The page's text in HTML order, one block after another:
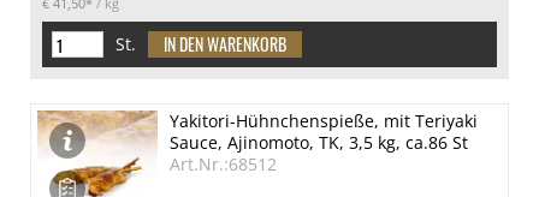
St.
Yakitori-Hühnchenspieße, mit Teriyaki
Sauce, Ajinomoto, TK, 3,5 kg, ca.86 St
Art.Nr.:68512